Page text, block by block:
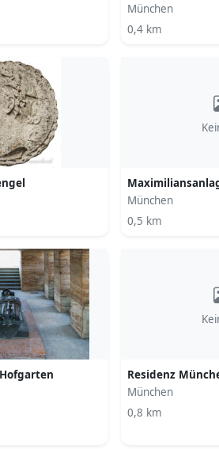
München
0,4 km
München
0,5 km
Residenz
München
0,8 km